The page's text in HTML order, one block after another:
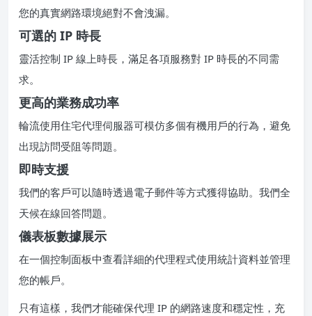
您的真實網路環境絕對不會洩漏。
可選的 IP 時長
靈活控制 IP 線上時長，滿足各項服務對 IP 時長的不同需
求。
更高的業務成功率
輪流使用住宅代理伺服器可模仿多個有機用戶的行為，避免
出現訪問受阻等問題。
即時支援
我們的客戶可以隨時透過電子郵件等方式獲得協助。我們全
天候在線回答問題。
儀表板數據展示
在一個控制面板中查看詳細的代理程式使用統計資料並管理
您的帳戶。
只有這樣，我們才能確保代理 IP 的網路速度和穩定性，充